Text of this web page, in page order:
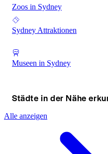
Zoos in Sydney
Sydney Attraktionen
Museen in Sydney
Städte in der Nähe
Alle anzeigen